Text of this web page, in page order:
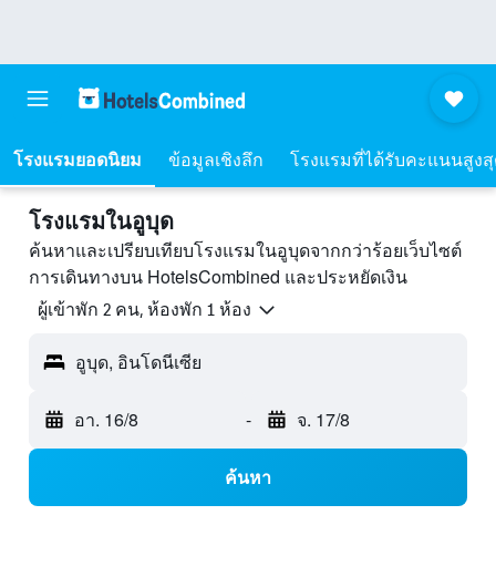
โรงแรมยอดนิยม ข้อมูลเชิงลึก โรงแรมที่ได้รับคะแนนสูง
โรงแรมในอูบุด
ค้นหาและเปรียบเทียบโรงแรมในอูบุดจากกว่าร้อยเว็บไซต์
การเดินทางบน HotelsCombined และประหยัดเงิน
ผู้เข้าพัก 2 คน, ห้องพัก 1 ห้อง
อูบุด, อินโดนีเซีย
อา. 16/8 - จ. 17/8
ค้นหา